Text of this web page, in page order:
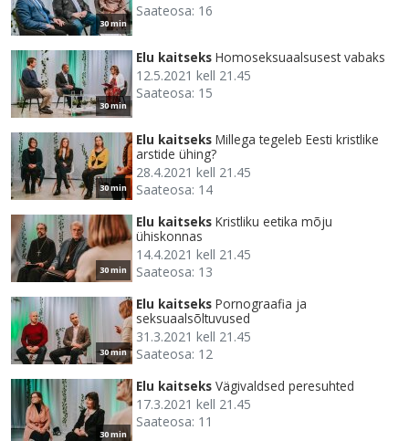
30 min
Saateosa: 16
30 min
Elu kaitseks Homoseksuaalsusest vabaks
12.5.2021 kell 21.45
Saateosa: 15
30 min
Elu kaitseks Millega tegeleb Eesti kristlike
arstide ühing?
28.4.2021 kell 21.45
Saateosa: 14
30 min
Elu kaitseks Kristliku eetika mõju
ühiskonnas
14.4.2021 kell 21.45
Saateosa: 13
30 min
Elu kaitseks Pornograafia ja
seksuaalsõltuvused
31.3.2021 kell 21.45
Saateosa: 12
30 min
Elu kaitseks Vägivaldsed peresuhted
17.3.2021 kell 21.45
Saateosa: 11